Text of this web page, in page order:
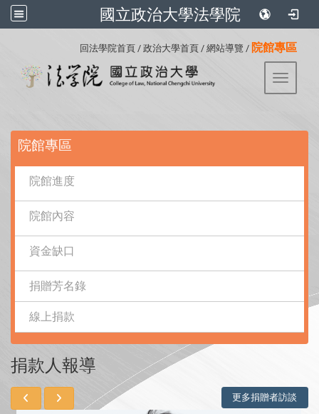
國立政治大學法學院
回法學院首頁 / 政治大學首頁 / 網站導覽 / 院館專區
Toggle
院館專區
院館進度
院館內容
資金缺口
捐贈芳名錄
線上捐款
捐款人報導
更多捐贈者訪談